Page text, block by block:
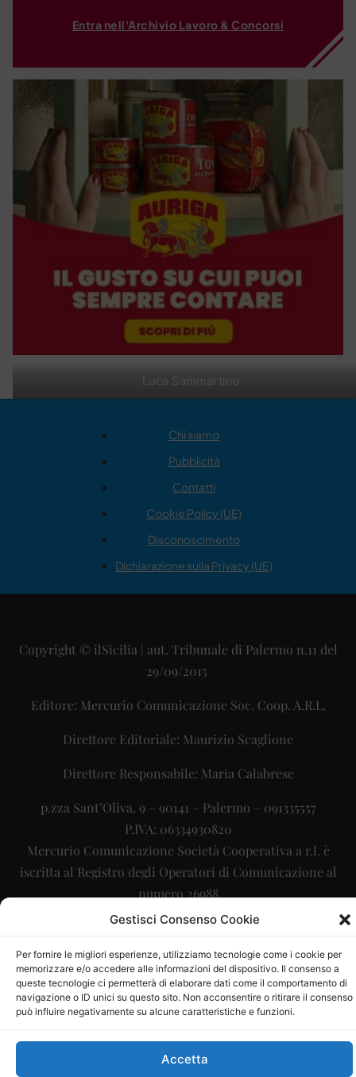
Gestisci Consenso Cookie
Per fornire le migliori esperienze, utilizziamo tecnologie come i cookie per
memorizzare e/o accedere alle informazioni del dispositivo. Il consenso a
queste tecnologie ci permetterà di elaborare dati come il comportamento di
navigazione o ID unici su questo sito. Non acconsentire o ritirare il consenso
può influire negativamente su alcune caratteristiche e funzioni.
Accetta
Luca Sammartino
Entra nell'Archivio Lavoro & Concorsi
Chi siamo
Pubblicità
Contatti
Cookie Policy (UE)
Disconoscimento
Dichiarazione sulla Privacy (UE)
Copyright © ilSicilia | aut. Tribunale di Palermo n.11 del
29/09/2015
Editore: Mercurio Comunicazione Soc. Coop. A.R.L.
Direttore Editoriale: Maurizio Scaglione
Direttore Responsabile: Maria Calabrese
p.zza Sant’Oliva, 9 – 90141 – Palermo – 091335557
P.IVA: 06334930820
Mercurio Comunicazione Società Cooperativa a r.l. è
iscritta al Registro degli Operatori di Comunicazione al
numero 26988
Sito gestito daLa Digitale srl– info@ladigitale.it